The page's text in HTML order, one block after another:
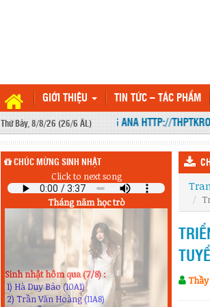
GIỚI THIỆU TIN TỨC – TÁC PHẨM
Thứ Bảy, 8/8/26 (26/6 ÂL)
WEBSITE THPT KRÔNG ANA HTTP://
CHÚC MỪNG SINH NHẬT
Click to next song
Tháng năm học trò
Sinh nhật hôm qua (7/8) :
1) Hà Duy Bảo (10A1)
2) Trần Văn Hoàng (11A8)
3) Nguyễn Anh Khoa (12A5)